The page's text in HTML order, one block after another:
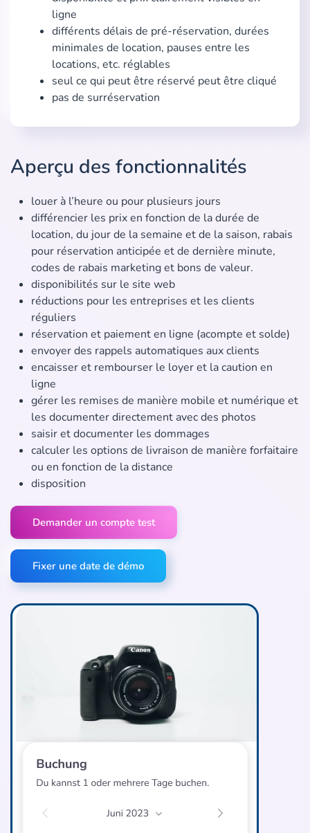
ligne
différents délais de pré-réservation, durées
minimales de location, pauses entre les
locations, etc. réglables
seul ce qui peut être réservé peut être cliqué
pas de surréservation
Aperçu des fonctionnalités
louer à l’heure ou pour plusieurs jours
différencier les prix en fonction de la durée de
location, du jour de la semaine et de la saison, rabais
pour réservation anticipée et de dernière minute,
codes de rabais marketing et bons de valeur.
disponibilités sur le site web
réductions pour les entreprises et les clients
réguliers
réservation et paiement en ligne (acompte et solde)
envoyer des rappels automatiques aux clients
encaisser et rembourser le loyer et la caution en
ligne
gérer les remises de manière mobile et numérique et
les documenter directement avec des photos
saisir et documenter les dommages
calculer les options de livraison de manière forfaitaire
ou en fonction de la distance
disposition
Demander un compte test
Fixer une date de démo